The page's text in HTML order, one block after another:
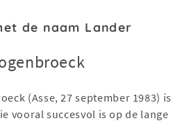
de naam Lander
(Asse, 27 september 1983) is
vooral succesvol is op de lange